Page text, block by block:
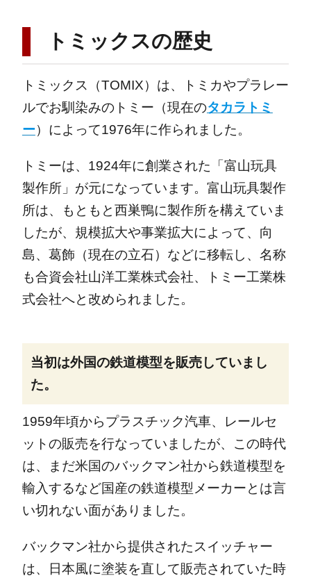
トミックスの歴史
トミックス（TOMIX）は、トミカやプラレー
ルでお馴染みのトミー（現在のタカラトミ
ー）によって1976年に作られました。
トミーは、1924年に創業された「富山玩具
製作所」が元になっています。富山玩具製作
所は、もともと西巣鴨に製作所を構えていま
したが、規模拡大や事業拡大によって、向
島、葛飾（現在の立石）などに移転し、名称
も合資会社山洋工業株式会社、トミー工業株
式会社へと改められました。
当初は外国の鉄道模型を販売していまし
た。
1959年頃からプラスチック汽車、レールセ
ットの販売を行なっていましたが、この時代
は、まだ米国のバックマン社から鉄道模型を
輸入するなど国産の鉄道模型メーカーとは言
い切れない面がありました。
バックマン社から提供されたスイッチャー
は、日本風に塗装を直して販売されていた時